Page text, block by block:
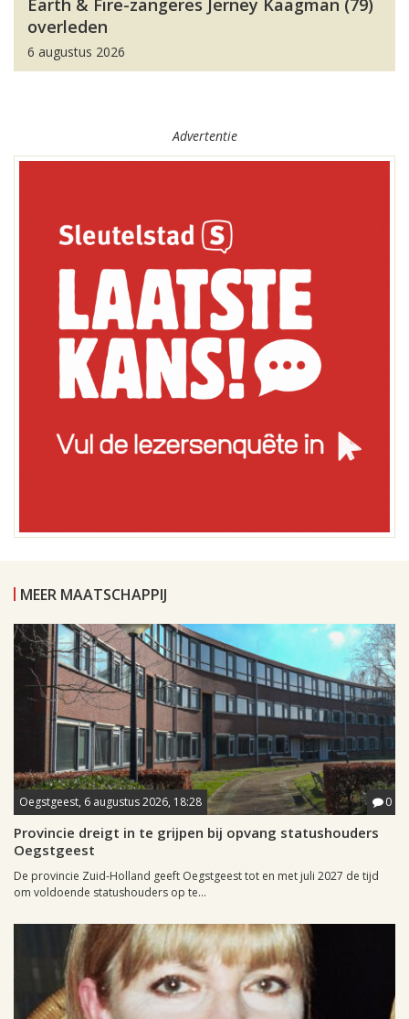
Earth & Fire-zangeres Jerney Kaagman (79)
overleden
6 augustus 2026
Advertentie
MEER MAATSCHAPPIJ
Oegstgeest, 6 augustus 2026, 18:28 0
Provincie dreigt in te grijpen bij opvang statushouders
Oegstgeest
De provincie Zuid-Holland geeft Oegstgeest tot en met juli 2027 de tijd
om voldoende statushouders op te...